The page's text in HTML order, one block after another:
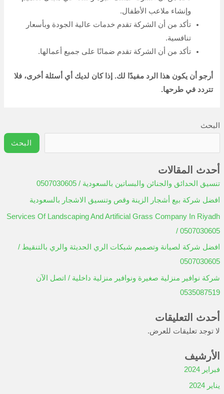
أحدث التعليقات
لا توجد تعليقات للعرض.
فبراير 2024
يناير 2024
نوفمبر 2023
فبراير 2023
تصنيفات
ح
ث
ع
ن
أحدث المقالات
تنسيق الحدائق والجنائن والبساتين بالسعودية / 0507030605
Services Of Landscaping And Artificial Grass Company In Riyadh
/ 0507030605
افضل شركة لصيانة وتصميم شبكات الري الحديثة والري بالتنقيط /
0507030605
شركة نوافير منزلية صغيرة ونوافير منزلية داخلية / اتصل الآن